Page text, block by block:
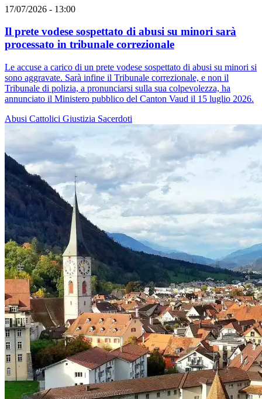
17/07/2026 - 13:00
Il prete vodese sospettato di abusi su minori sarà
processato in tribunale correzionale
Le accuse a carico di un prete vodese sospettato di abusi su minori si
sono aggravate. Sarà infine il Tribunale correzionale, e non il
Tribunale di polizia, a pronunciarsi sulla sua colpevolezza, ha
annunciato il Ministero pubblico del Canton Vaud il 15 luglio 2026.
Abusi Cattolici Giustizia Sacerdoti